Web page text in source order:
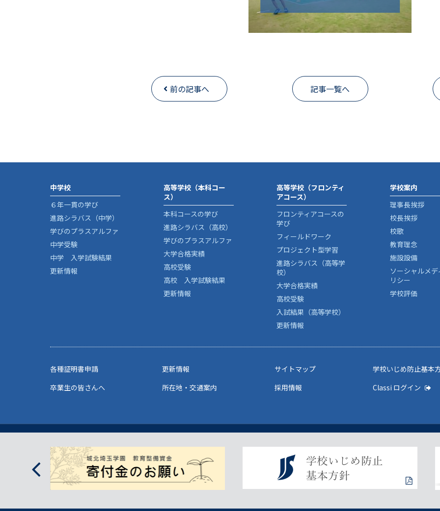
前の記事へ 記事一覧へ
中学校
６年一貫の学び
進路シラバス（中学）
学びのプラスアルファ
中学受験
中学 入学試験結果
更新情報
高等学校（本科コー
ス）
本科コースの学び
進路シラバス（高校）
学びのプラスアルファ
大学合格実績
高校受験
高校 入学試験結果
更新情報
高等学校（フロンティ
アコース）
フロンティアコースの
学び
フィールドワーク
プロジェクト型学習
進路シラバス（高等学
校）
大学合格実績
高校受験
入試結果（高等学校）
更新情報
学校案内
理事長挨拶
校長挨拶
校歌
教育理念
施設設備
ソーシャルメデ
リシー
学校評価
各種証明書申請
卒業生の皆さんへ
更新情報
所在地・交通案内
サイトマップ
採用情報
学校いじめ防止基本
Classi ログイン